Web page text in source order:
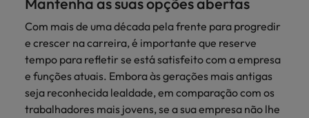
Com mais de uma década pela frente para progredir
e crescer na carreira, é importante que reserve
tempo para refletir se está satisfeito com a empresa
e funções atuais. Embora às gerações mais antigas
seja reconhecida lealdade, em comparação com os
trabalhadores mais jovens, se a sua empresa não lhe